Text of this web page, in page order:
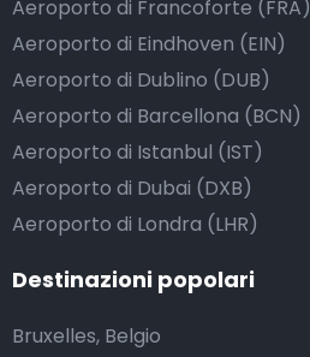
Aeroporto di Francoforte (FRA)
Aeroporto di Eindhoven (EIN)
Aeroporto di Dublino (DUB)
Aeroporto di Barcellona (BCN)
Aeroporto di Istanbul (IST)
Aeroporto di Dubai (DXB)
Aeroporto di Londra (LHR)
Destinazioni popolari
Bruxelles, Belgio